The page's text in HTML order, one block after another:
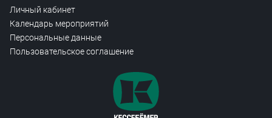
Личный кабинет
Календарь мероприятий
Персональные данные
Пользовательское соглашение